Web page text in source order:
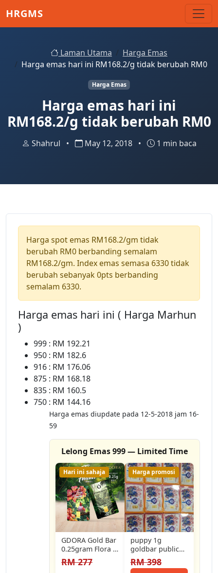
HRGMS
Laman Utama
Harga Emas
Harga emas hari ini RM168.2/g tidak berubah RM0
Harga Emas
Harga emas hari ini
RM168.2/g tidak berubah RM0
Shahrul • May 12, 2018 • 1 min baca
Harga spot emas RM168.2/gm tidak
berubah RM0 berbanding semalam
RM168.2/gm. Index emas semasa 6330 tidak
berubah sebanyak 0pts berbanding
semalam 6330.
Harga emas hari ini ( Harga Marhun
)
999 : RM 192.21
950 : RM 182.6
916 : RM 176.06
875 : RM 168.18
835 : RM 160.5
750 : RM 144.16
Harga emas diupdate pada 12-5-2018 jam 16-
59
Lelong Emas 999 — Limited Time
Hari ini sahaja
GDORA Gold Bar
0.25gram Flora &
Fauna Bird 999.9
RM 277
Harga promosi
puppy 1g
goldbar public
gold 999.9
RM 398